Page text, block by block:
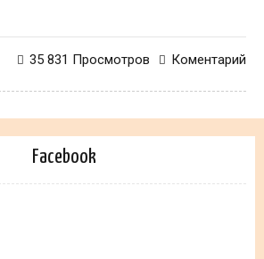
Коментарий
35 831 Просмотров
Facebook